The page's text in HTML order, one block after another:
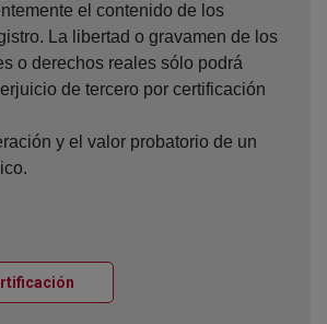
el contenido de los
La libertad o gravamen de los
o derechos reales sólo podrá
de tercero por certificación
y el valor probatorio de un